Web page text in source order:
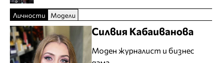
Личности Модели
Силвия Кабаиванова
Моден журналист и бизнес